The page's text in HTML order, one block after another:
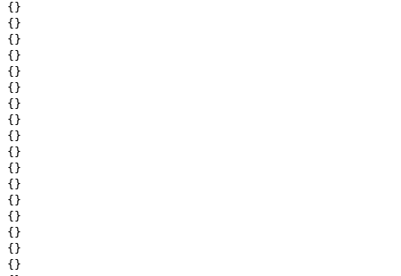
{}
{}
{}
{}
{}
{}
{}
{}
{}
{}
{}
{}
{}
{}
{}
{}
{}